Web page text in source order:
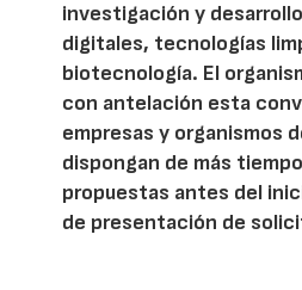
investigación y
digitales, tecnologías
biotecnología. El
con antelación esta
empresas y organismos
dispongan de más
propuestas antes del
de presentación de